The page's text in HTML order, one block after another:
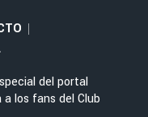
|
del portal
los fans del Club